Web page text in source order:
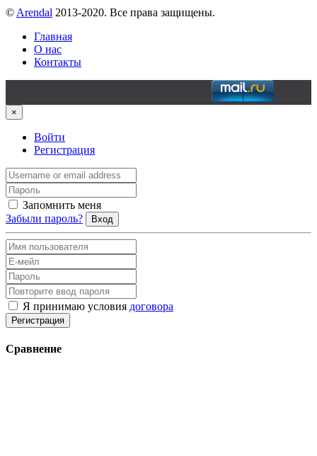
© Arendal 2013-2020. Все права защищены.
Главная
О нас
Контакты
×
Войти
Регистрация
Запомнить меня
Забыли пароль?
Вход
Я принимаю условия договора
Регистрация
Сравнение